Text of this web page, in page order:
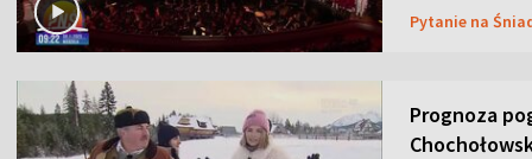
Pytanie na
Prognoza